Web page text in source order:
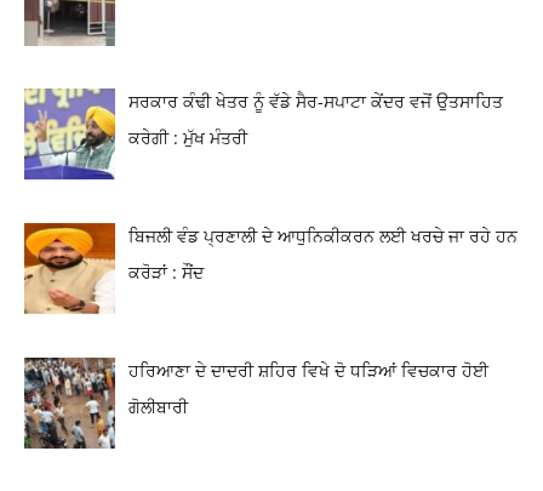
ਸਰਕਾਰ ਕੰਢੀ ਖੇਤਰ ਨੂੰ ਵੱਡੇ ਸੈਰ-ਸਪਾਟਾ ਕੇਂਦਰ ਵਜੋਂ ਉਤਸਾਹਿਤ
ਕਰੇਗੀ : ਮੁੱਖ ਮੰਤਰੀ
ਬਿਜਲੀ ਵੰਡ ਪ੍ਰਣਾਲੀ ਦੇ ਆਧੁਨਿਕੀਕਰਨ ਲਈ ਖਰਚੇ ਜਾ ਰਹੇ ਹਨ
ਕਰੋੜਾਂ : ਸੌਂਦ
ਹਰਿਆਣਾ ਦੇ ਦਾਦਰੀ ਸ਼ਹਿਰ ਵਿਖੇ ਦੋ ਧੜਿਆਂ ਵਿਚਕਾਰ ਹੋਈ
ਗੋਲੀਬਾਰੀ